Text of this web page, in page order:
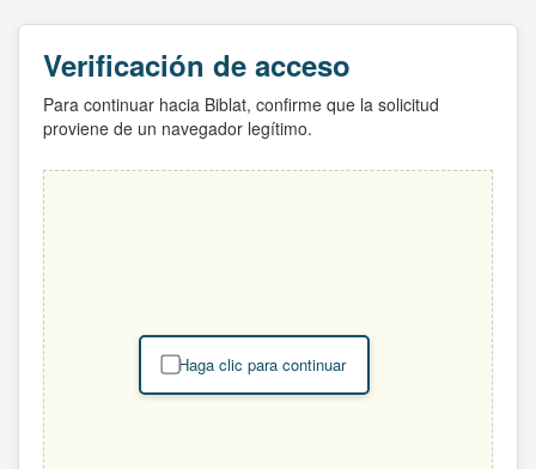
Verificación de acceso
Para continuar hacia Biblat, confirme que la solicitud
proviene de un navegador legítimo.
Haga clic para continuar